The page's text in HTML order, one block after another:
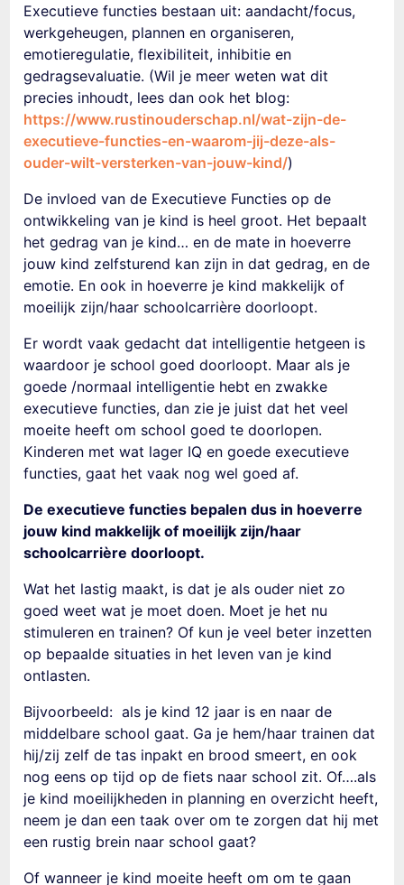
Executieve functies bestaan uit: aandacht/focus,
werkgeheugen, plannen en organiseren,
emotieregulatie, flexibiliteit, inhibitie en
gedragsevaluatie. (Wil je meer weten wat dit
precies inhoudt, lees dan ook het blog:
https://www.rustinouderschap.nl/wat-zijn-de-
executieve-functies-en-waarom-jij-deze-als-
ouder-wilt-versterken-van-jouw-kind/)
De invloed van de Executieve Functies op de
ontwikkeling van je kind is heel groot. Het bepaalt
het gedrag van je kind… en de mate in hoeverre
jouw kind zelfsturend kan zijn in dat gedrag, en de
emotie. En ook in hoeverre je kind makkelijk of
moeilijk zijn/haar schoolcarrière doorloopt.
Er wordt vaak gedacht dat intelligentie hetgeen is
waardoor je school goed doorloopt. Maar als je
goede /normaal intelligentie hebt en zwakke
executieve functies, dan zie je juist dat het veel
moeite heeft om school goed te doorlopen.
Kinderen met wat lager IQ en goede executieve
functies, gaat het vaak nog wel goed af.
De executieve functies bepalen dus in hoeverre
jouw kind makkelijk of moeilijk zijn/haar
schoolcarrière doorloopt.
Wat het lastig maakt, is dat je als ouder niet zo
goed weet wat je moet doen. Moet je het nu
stimuleren en trainen? Of kun je veel beter inzetten
op bepaalde situaties in het leven van je kind
ontlasten.
Bijvoorbeeld: als je kind 12 jaar is en naar de
middelbare school gaat. Ga je hem/haar trainen dat
hij/zij zelf de tas inpakt en brood smeert, en ook
nog eens op tijd op de fiets naar school zit. Of….als
je kind moeilijkheden in planning en overzicht heeft,
neem je dan een taak over om te zorgen dat hij met
een rustig brein naar school gaat?
Of wanneer je kind moeite heeft om om te gaan